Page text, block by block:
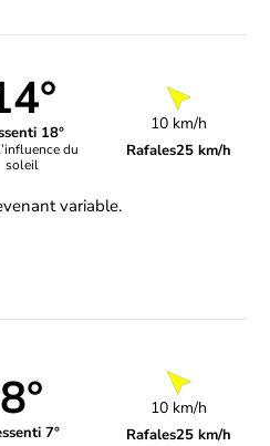
18°
du
soleil
10 km/h
Rafales25 km/h
variable.
8°
7°
10 km/h
Rafales25 km/h